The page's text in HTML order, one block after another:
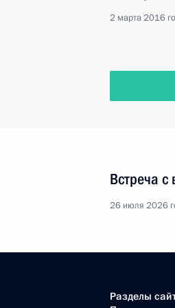
2 марта 2016
Встреча
26 июля 2026
Разделы